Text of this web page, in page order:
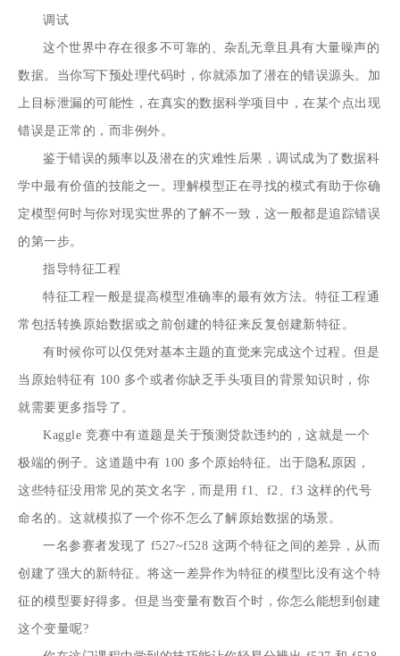
调试
这个世界中存在很多不可靠的、杂乱无章且具有大量噪声的
数据。当你写下预处理代码时，你就添加了潜在的错误源头。加
上目标泄漏的可能性，在真实的数据科学项目中，在某个点出现
错误是正常的，而非例外。
鉴于错误的频率以及潜在的灾难性后果，调试成为了数据科
学中最有价值的技能之一。理解模型正在寻找的模式有助于你确
定模型何时与你对现实世界的了解不一致，这一般都是追踪错误
的第一步。
指导特征工程
特征工程一般是提高模型准确率的最有效方法。特征工程通
常包括转换原始数据或之前创建的特征来反复创建新特征。
有时候你可以仅凭对基本主题的直觉来完成这个过程。但是
当原始特征有 100 多个或者你缺乏手头项目的背景知识时，你
就需要更多指导了。
Kaggle 竞赛中有道题是关于预测贷款违约的，这就是一个
极端的例子。这道题中有 100 多个原始特征。出于隐私原因，
这些特征没用常见的英文名字，而是用 f1、f2、f3 这样的代号
命名的。这就模拟了一个你不怎么了解原始数据的场景。
一名参赛者发现了 f527~f528 这两个特征之间的差异，从而
创建了强大的新特征。将这一差异作为特征的模型比没有这个特
征的模型要好得多。但是当变量有数百个时，你怎么能想到创建
这个变量呢?